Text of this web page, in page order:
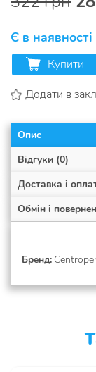
Є в наявності
Купити
Додати в
Опис
Відгуки (0)
Доставка і
Обмін і
Бренд